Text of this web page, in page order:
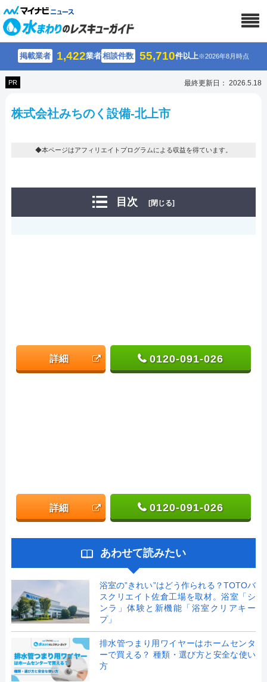
掲載業者 1,422業者相談件数 55,710件以上※2026年8月時点
PR 最終更新日： 2026.5.18
株式会社みちのく設備-北上市
◆本ページはアフィリエイトプログラムによる収益を得ています。
目次 [閉じる]
詳細 0120-091-026
詳細 0120-091-026
あわせて読みたい
浴室の”きれい”はどう作られる？TOTOバ
スクリエイト佐倉工場を取材。浴室「シ
ンラ」体験と新機能「浴室クリアキー
プ」
排水管つまり用ワイヤーはホームセンタ
ーで買える？ 種類・選び方と安全な使い
方